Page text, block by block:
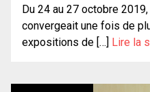
Du 24 au 27 octobre
convergeait une fois de
expositions de […] Lire la